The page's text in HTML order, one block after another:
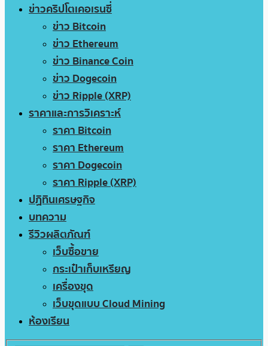
ข่าวคริปโตเคอเรนซี่
ข่าว Bitcoin
ข่าว Ethereum
ข่าว Binance Coin
ข่าว Dogecoin
ข่าว Ripple (XRP)
ราคาและการวิเคราะห์
ราคา Bitcoin
ราคา Ethereum
ราคา Dogecoin
ราคา Ripple (XRP)
ปฏิทินเศรษฐกิจ
บทความ
รีวิวผลิตภัณฑ์
เว็บซื้อขาย
กระเป๋าเก็บเหรียญ
เครื่องขุด
เว็บขุดแบบ Cloud Mining
ห้องเรียน